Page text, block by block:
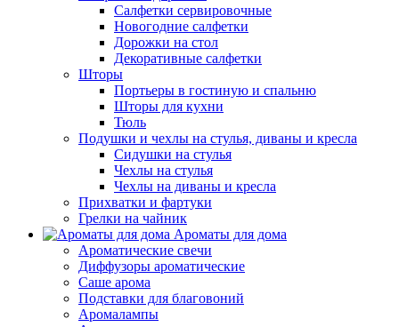
Салфетки сервировочные
Новогодние салфетки
Дорожки на стол
Декоративные салфетки
Шторы
Портьеры в гостиную и спальню
Шторы для кухни
Тюль
Подушки и чехлы на стулья, диваны и кресла
Сидушки на стулья
Чехлы на стулья
Чехлы на диваны и кресла
Прихватки и фартуки
Грелки на чайник
Ароматы для дома
Ароматические свечи
Диффузоры ароматические
Саше арома
Подставки для благовоний
Аромалампы